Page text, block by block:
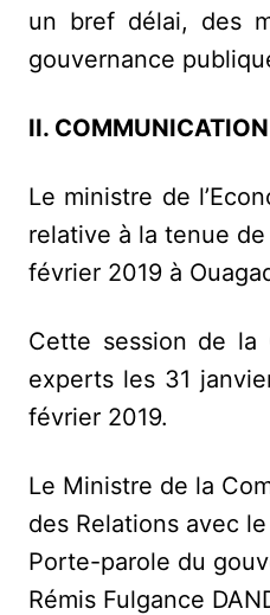
un bref délai, des
gouvernance
II.
Le ministre de
relative à la tenue
février 2019 à
Cette session de la
experts les 31
février 2019.
Le Ministre de la
des Relations avec
Porte-parole du
Rémis Fulgance